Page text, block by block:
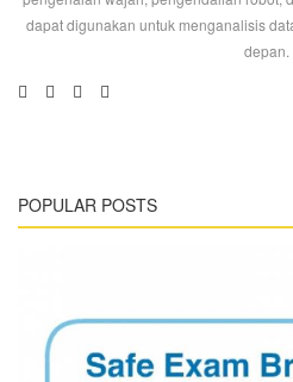
dapat digunakan untuk menganalisis
depan.
POPULAR POSTS